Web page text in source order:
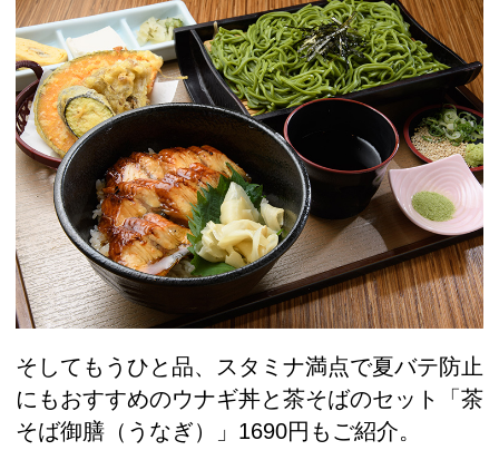
そしてもうひと品、スタミナ満点で夏バテ防止
にもおすすめのウナギ丼と茶そばのセット「茶
そば御膳（うなぎ）」1690円もご紹介。